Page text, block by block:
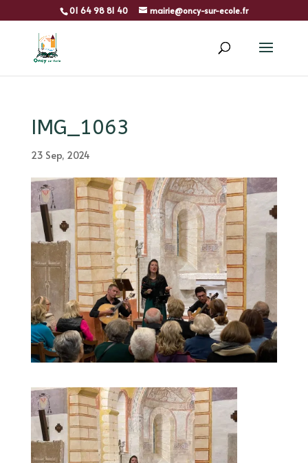
01 64 98 81 40 mairie@oncy-sur-ecole.fr
IMG_1063
23 Sep, 2024